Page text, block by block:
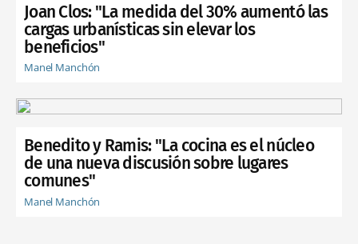
Joan Clos: "La medida del 30% aumentó las
cargas urbanísticas sin elevar los
beneficios"
Manel Manchón
Benedito y Ramis: "La cocina es el núcleo
de una nueva discusión sobre lugares
comunes"
Manel Manchón